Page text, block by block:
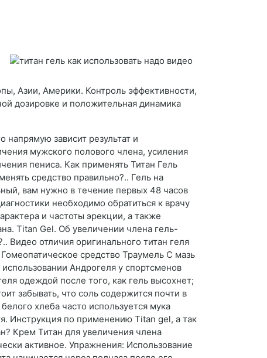
Азии, Америки. Контроль эффективности,
дозировке и положительная динамика
зависит результат и
мужского полового члена, усиления
пениса. Как применять Титан Гель
средство правильно?.. Гель на
вам нужно в течение первых 48 часов
необходимо обратиться к врачу
и частоты эрекции, а также
Titan Gel. Об увеличении члена гель-
отличия оригинального титан геля
средство Траумель С мазь
Андрогеля у спортсменов
одеждой после того, как гель высохнет;
забывать, что соль содержится почти в
хлеба часто используется мука
Инструкция по применению Titan gel, а так
Крем Титан для увеличения члена
активное. Упражнения: Использование